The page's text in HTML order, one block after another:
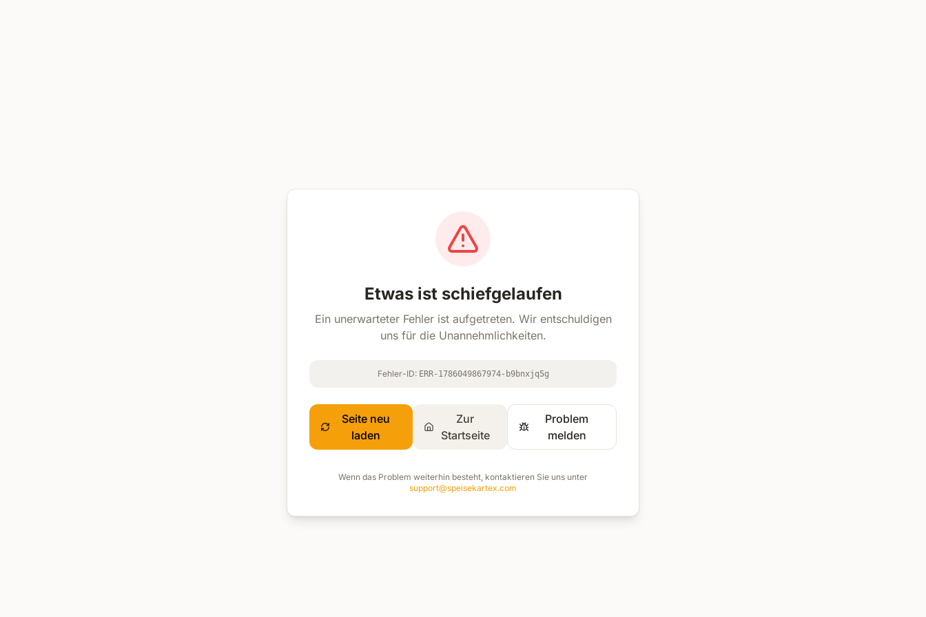
Etwas ist schiefgelaufen
Ein unerwarteter Fehler ist aufgetreten. Wir entschuldigen
uns für die Unannehmlichkeiten.
Fehler-ID: ERR-1786049867974-b9bnxjq5g
Seite neu
laden
Zur
Startseite
Problem
melden
Wenn das Problem weiterhin besteht, kontaktieren Sie uns unter
support@speisekartex.com